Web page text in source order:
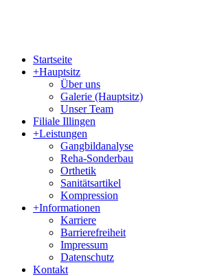
Startseite
+Hauptsitz
Über uns
Galerie (Hauptsitz)
Unser Team
Filiale Illingen
+Leistungen
Gangbildanalyse
Reha-Sonderbau
Orthetik
Sanitätsartikel
Kompression
+Informationen
Karriere
Barrierefreiheit
Impressum
Datenschutz
Kontakt